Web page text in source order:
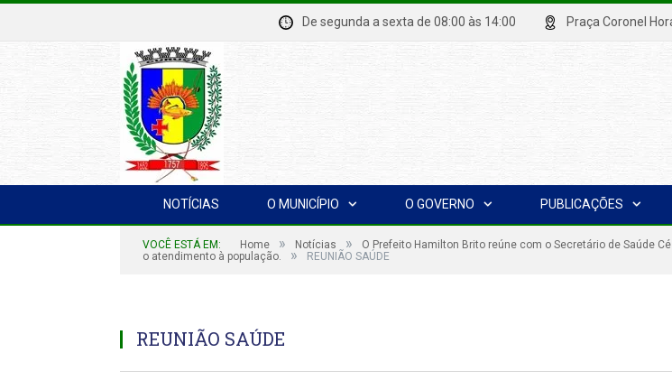
De segunda a sexta de 08:00 às 14:00 Praça Coronel
NOTÍCIAS O MUNICÍPIO O GOVERNO PUBLICAÇÕES
VOCÊ ESTÁ EM: Home » Notícias »
O Prefeito Hamilton Brito reúne com o Secretário de Saúde
o atendimento à população.
» REUNIÃO SAÚDE
REUNIÃO SAÚDE